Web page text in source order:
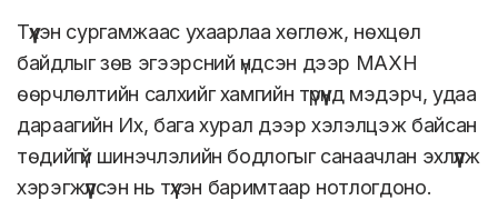
Түүхэн сургамжаас ухаарлаа хөглөж, нөхцөл
байдлыг зөв эгээрсний үндсэн дээр МАХН
өөрчлөлтийн салхийг хамгийн түрүүнд мэдэрч, удаа
дараагийн Их, бага хурал дээр хэлэлцэж байсан
төдийгүй шинэчлэлийн бодлогыг санаачлан эхлүүлж
хэрэгжүүлсэн нь түүхэн баримтаар нотлогдоно.